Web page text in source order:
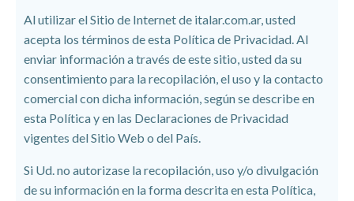
Al utilizar el Sitio de Internet de italar.com.ar, usted
acepta los términos de esta Política de Privacidad. Al
enviar información a través de este sitio, usted da su
consentimiento para la recopilación, el uso y la contacto
comercial con dicha información, según se describe en
esta Política y en las Declaraciones de Privacidad
vigentes del Sitio Web o del País.
Si Ud. no autorizase la recopilación, uso y/o divulgación
de su información en la forma descrita en esta Política,